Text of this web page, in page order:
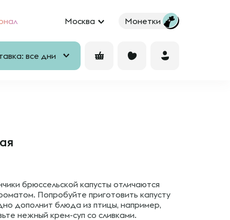
Москва Монетки
все дни
брюссельской капусты отличаются
Попробуйте приготовить капусту
дополнит блюда из птицы, например,
нежный крем-суп со сливками.